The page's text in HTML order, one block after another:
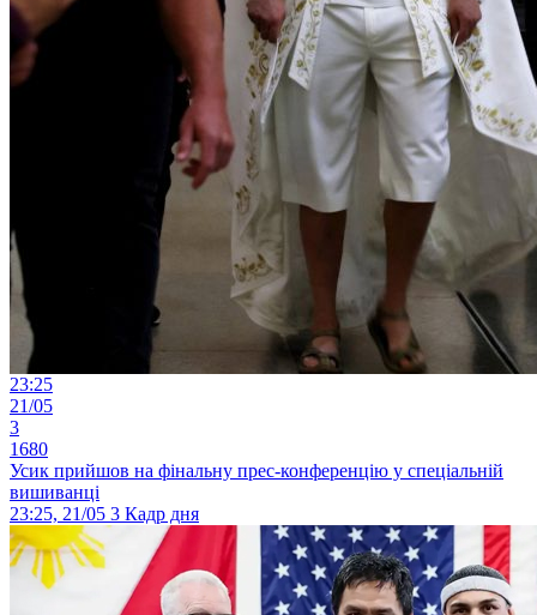
23:25
21/05
3
1680
Усик прийшов на фінальну прес-конференцію у спеціальній
вишиванці
23:25, 21/05 3 Кадр дня